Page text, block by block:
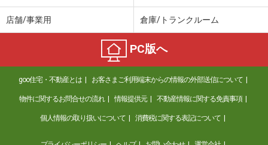
山形県天童市糠塚３
5.60万円
住 所
山形県天童市糠塚３
専有面積 34.88m²
間取り
1K
山形県山形市大手町
店舗/事業用 倉庫/トランクルーム
PC版へ
goo住宅・不動産とは お客さまご利用端末からの情報の外部送信について
物件に関するお問合せの流れ 情報提供元 不動産情報に関する免責事項
個人情報の取り扱いについて 消費税に関する表記について